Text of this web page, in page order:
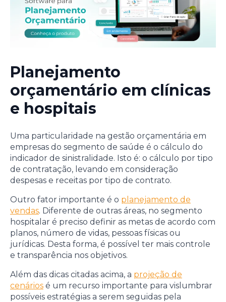
Planejamento
orçamentário em clínicas
e hospitais
Uma particularidade na gestão orçamentária em
empresas do segmento de saúde é o cálculo do
indicador de sinistralidade. Isto é: o cálculo por tipo
de contratação, levando em consideração
despesas e receitas por tipo de contrato.
Outro fator importante é o planejamento de
vendas. Diferente de outras áreas, no segmento
hospitalar é preciso definir as metas de acordo com
planos, número de vidas, pessoas físicas ou
jurídicas. Desta forma, é possível ter mais controle
e transparência nos objetivos.
Além das dicas citadas acima, a projeção de
cenários é um recurso importante para vislumbrar
possíveis estratégias a serem seguidas pela